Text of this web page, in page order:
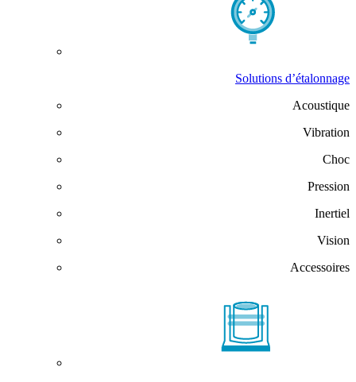
Solutions d’étalonnage
Acoustique
Vibration
Choc
Pression
Inertiel
Vision
Accessoires